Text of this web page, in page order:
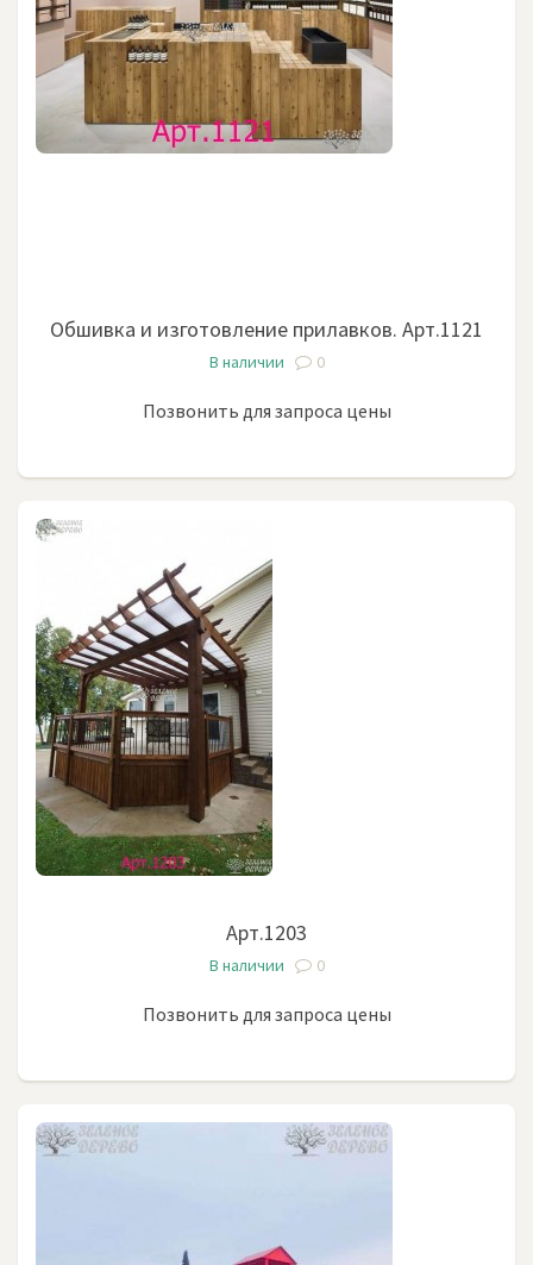
Обшивка и изготовление прилавков. Арт.1121
В наличии 0
Позвонить для запроса цены
Арт.1203
В наличии 0
Позвонить для запроса цены